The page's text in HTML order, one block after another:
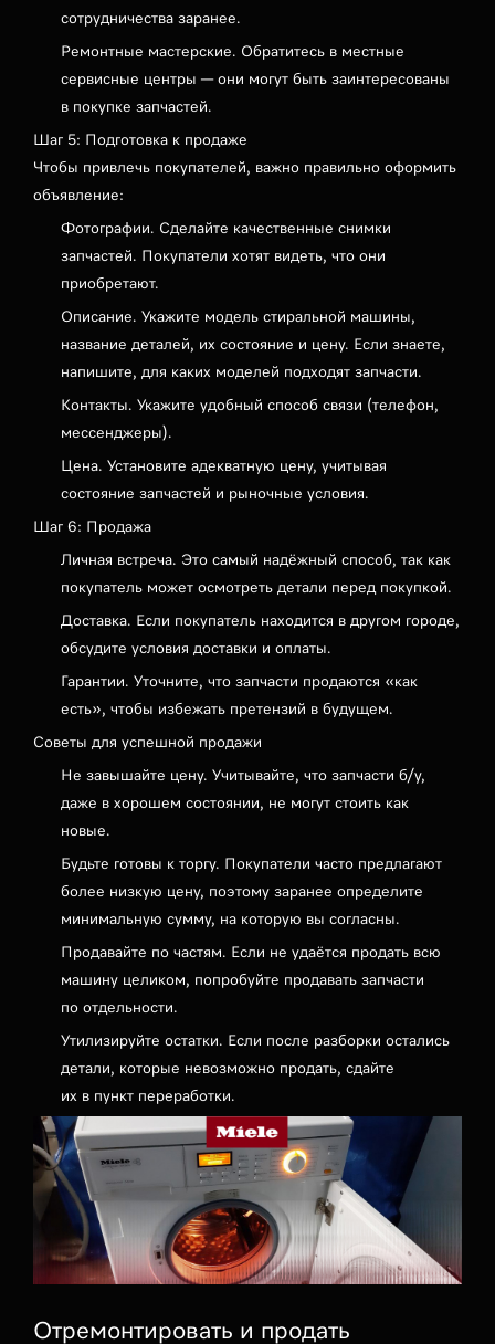
сотрудничества заранее.
Ремонтные мастерские. Обратитесь в местные
сервисные центры — они могут быть заинтересованы
в покупке запчастей.
Шаг 5: Подготовка к продаже
Чтобы привлечь покупателей, важно правильно оформить
объявление:
Фотографии. Сделайте качественные снимки
запчастей. Покупатели хотят видеть, что они
приобретают.
Описание. Укажите модель стиральной машины,
название деталей, их состояние и цену. Если знаете,
напишите, для каких моделей подходят запчасти.
Контакты. Укажите удобный способ связи (телефон,
мессенджеры).
Цена. Установите адекватную цену, учитывая
состояние запчастей и рыночные условия.
Шаг 6: Продажа
Личная встреча. Это самый надёжный способ, так как
покупатель может осмотреть детали перед покупкой.
Доставка. Если покупатель находится в другом городе,
обсудите условия доставки и оплаты.
Гарантии. Уточните, что запчасти продаются «как
есть», чтобы избежать претензий в будущем.
Советы для успешной продажи
Не завышайте цену. Учитывайте, что запчасти б/у,
даже в хорошем состоянии, не могут стоить как
новые.
Будьте готовы к торгу. Покупатели часто предлагают
более низкую цену, поэтому заранее определите
минимальную сумму, на которую вы согласны.
Продавайте по частям. Если не удаётся продать всю
машину целиком, попробуйте продавать запчасти
по отдельности.
Утилизируйте остатки. Если после разборки остались
детали, которые невозможно продать, сдайте
их в пункт переработки.
Отремонтировать и продать